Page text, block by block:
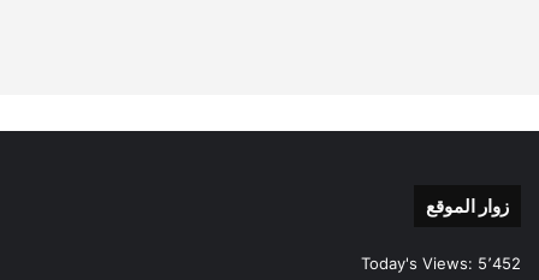
زوار الموقع
Today's Views: 5٬452